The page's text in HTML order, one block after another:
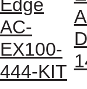
Edge
AC-
EX100-
444-KIT